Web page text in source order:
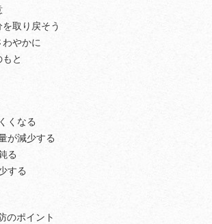
取り戻そう
わやかに
と
くなる
が減少する
る
する
のポイント